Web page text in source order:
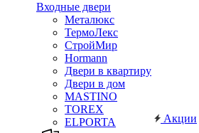
Входные двери
Металюкс
ТермоЛекс
СтройМир
Hormann
Двери в квартиру
Двери в дом
MASTINO
TOREX
ELPORTA
Акции